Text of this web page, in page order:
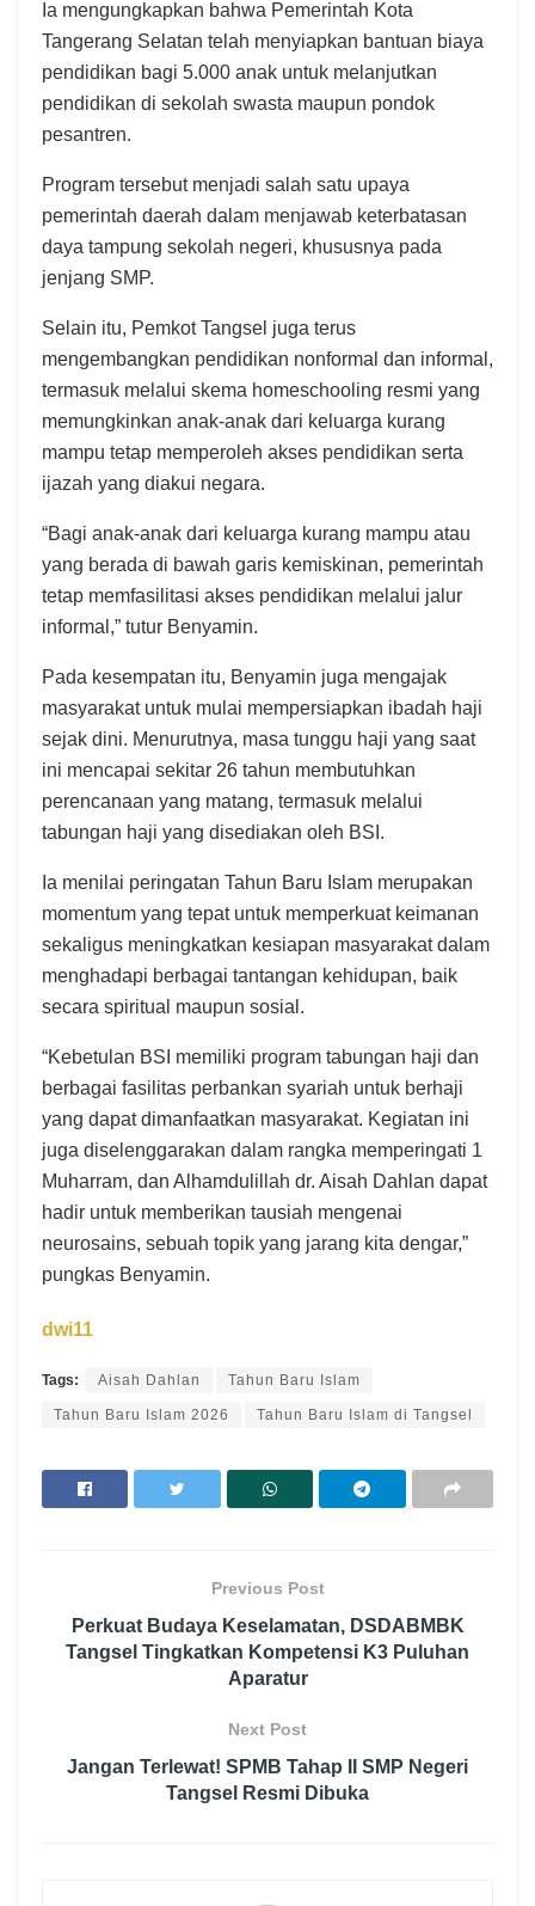
Ia mengungkapkan bahwa Pemerintah Kota
Tangerang Selatan telah menyiapkan bantuan biaya
pendidikan bagi 5.000 anak untuk melanjutkan
pendidikan di sekolah swasta maupun pondok
pesantren.
Program tersebut menjadi salah satu upaya
pemerintah daerah dalam menjawab keterbatasan
daya tampung sekolah negeri, khususnya pada
jenjang SMP.
Selain itu, Pemkot Tangsel juga terus
mengembangkan pendidikan nonformal dan informal,
termasuk melalui skema homeschooling resmi yang
memungkinkan anak-anak dari keluarga kurang
mampu tetap memperoleh akses pendidikan serta
ijazah yang diakui negara.
“Bagi anak-anak dari keluarga kurang mampu atau
yang berada di bawah garis kemiskinan, pemerintah
tetap memfasilitasi akses pendidikan melalui jalur
informal,” tutur Benyamin.
Pada kesempatan itu, Benyamin juga mengajak
masyarakat untuk mulai mempersiapkan ibadah haji
sejak dini. Menurutnya, masa tunggu haji yang saat
ini mencapai sekitar 26 tahun membutuhkan
perencanaan yang matang, termasuk melalui
tabungan haji yang disediakan oleh BSI.
Ia menilai peringatan Tahun Baru Islam merupakan
momentum yang tepat untuk memperkuat keimanan
sekaligus meningkatkan kesiapan masyarakat dalam
menghadapi berbagai tantangan kehidupan, baik
secara spiritual maupun sosial.
“Kebetulan BSI memiliki program tabungan haji dan
berbagai fasilitas perbankan syariah untuk berhaji
yang dapat dimanfaatkan masyarakat. Kegiatan ini
juga diselenggarakan dalam rangka memperingati 1
Muharram, dan Alhamdulillah dr. Aisah Dahlan dapat
hadir untuk memberikan tausiah mengenai
neurosains, sebuah topik yang jarang kita dengar,”
pungkas Benyamin.
dwi11
Tags: Aisah Dahlan Tahun Baru Islam
Tahun Baru Islam 2026 Tahun Baru Islam di Tangsel
Previous Post
Perkuat Budaya Keselamatan, DSDABMBK
Tangsel Tingkatkan Kompetensi K3 Puluhan
Aparatur
Next Post
Jangan Terlewat! SPMB Tahap II SMP Negeri
Tangsel Resmi Dibuka